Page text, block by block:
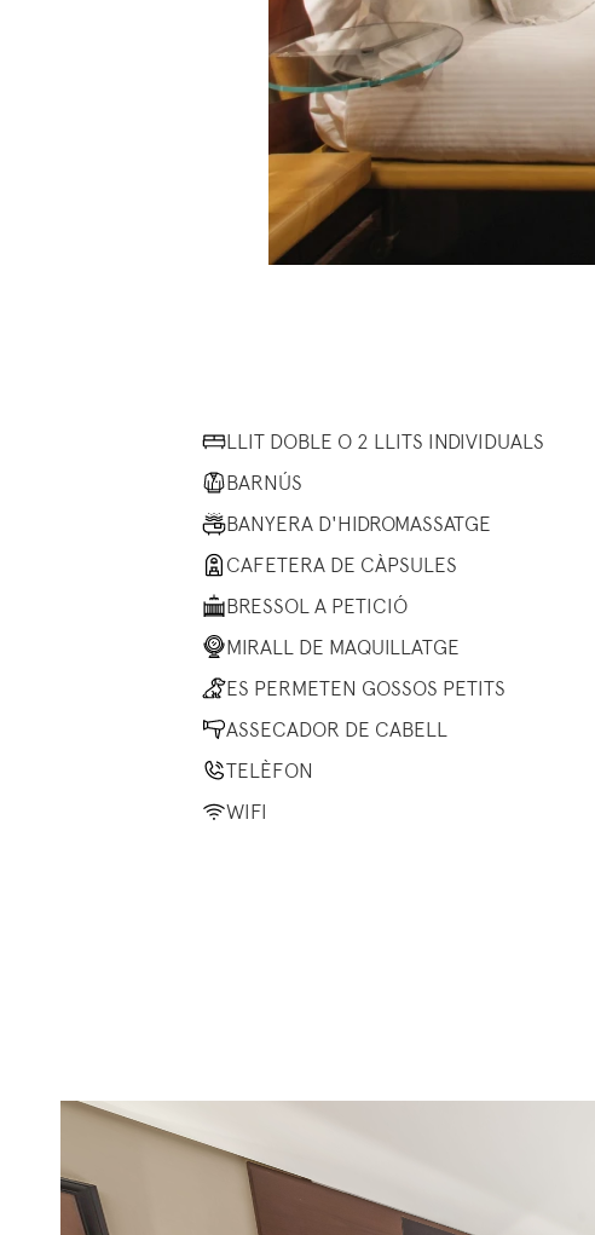
LLIT DOBLE O 2 LLITS INDIVIDUALS
BARNÚS
BANYERA D'HIDROMASSATGE
CAFETERA DE CÀPSULES
BRESSOL A PETICIÓ
MIRALL DE MAQUILLATGE
ES PERMETEN GOSSOS PETITS
ASSECADOR DE CABELL
TELÈFON
WIFI